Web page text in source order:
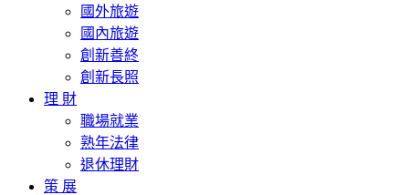
國外旅遊
國內旅遊
創新善終
創新長照
理 財
職場就業
熟年法律
退休理財
策 展